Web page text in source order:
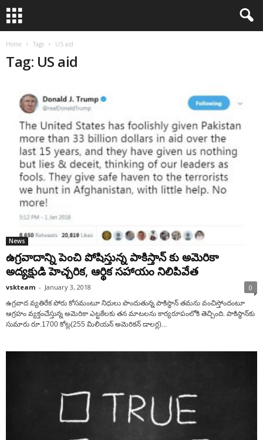
Home Tags US aid
Tag: US aid
News
ఉగ్రవాదాన్ని పెంచి పోషిస్తున్న పాకిస్తాన్ కు అమెరికా
అద్యక్షుడి హెచ్చరిక, ఆర్థిక సహాయం నిలిపివేత
vskteam - January 3, 2018 0
ఉగ్రవాద వ్యతిరేక పోరు కోసమంటూ నిధులు పొందుతున్న పాకిస్థాన్‌ తమను వంచిస్తోందంటూ
ఆగ్రహం వ్యక్తంచేస్తున్న అమెరికా ఎట్టకేలకు తన మాటలను కార్యరూపంలోకి తెచ్చింది. పాకిస్థాన్‌కు
సుమారు రూ.1700 కోట్ల(255 మిలియన్‌ అమెరికన్‌ డాలర్ల)...